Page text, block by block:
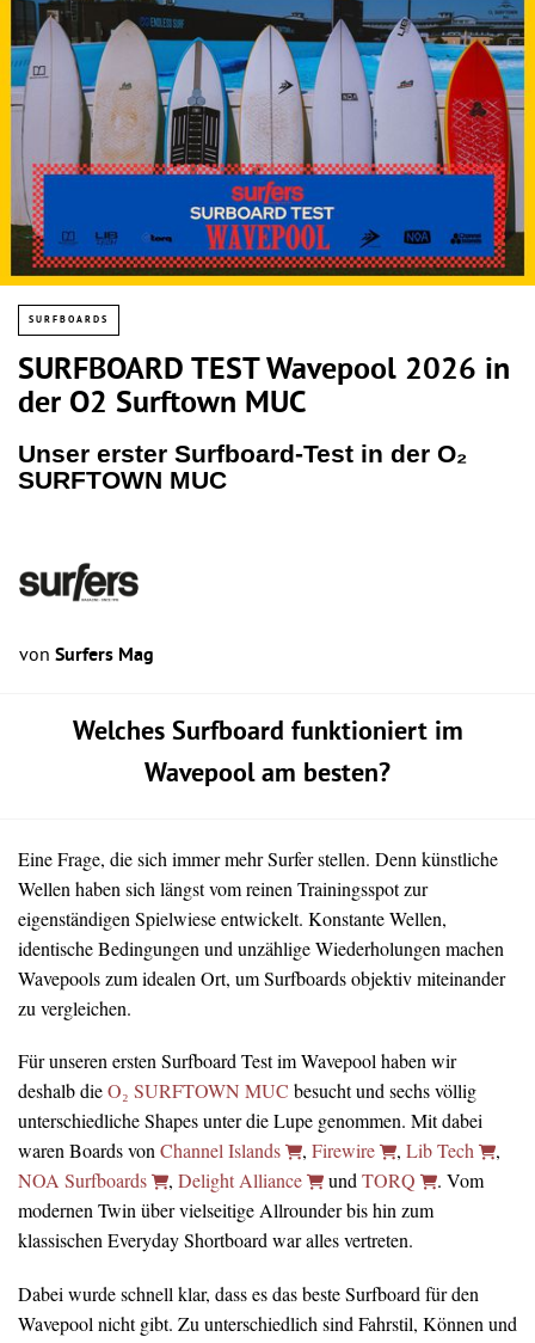
SURFBOARDS
SURFBOARD TEST Wavepool 2026 in
der O2 Surftown MUC
Unser erster Surfboard-Test in der O₂
SURFTOWN MUC
von Surfers Mag
Welches Surfboard funktioniert im
Wavepool am besten?
Eine Frage, die sich immer mehr Surfer stellen. Denn künstliche
Wellen haben sich längst vom reinen Trainingsspot zur
eigenständigen Spielwiese entwickelt. Konstante Wellen,
identische Bedingungen und unzählige Wiederholungen machen
Wavepools zum idealen Ort, um Surfboards objektiv miteinander
zu vergleichen.
Für unseren ersten Surfboard Test im Wavepool haben wir
deshalb dieO₂ SURFTOWN MUC besucht und sechs völlig
unterschiedliche Shapes unter die Lupe genommen. Mit dabei
waren Boards vonChannel Islands , Firewire , Lib Tech
,
NOA Surfboards
, Delight Alliance undTORQ
. Vom
modernen Twin über vielseitige Allrounder bis hin zum
klassischen Everyday Shortboard war alles vertreten.
Dabei wurde schnell klar, dass es das beste Surfboard für den
Wavepool nicht gibt. Zu unterschiedlich sind Fahrstil, Können und